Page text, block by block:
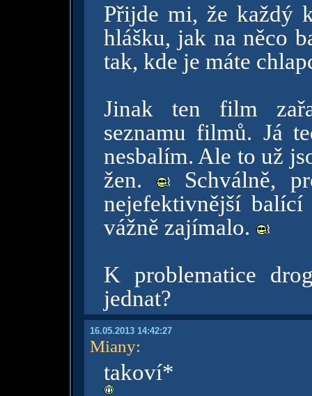
Přijde mi, že každý
hlášku, jak na něco
tak, kde je máte
Jinak ten film
seznamu filmů. Já
nesbalím. Ale to už
žen.
Schválně,
nejefektivnější
vážně zajímalo.
K problematice
jednat?
16.05.2013 14:42:27
Miany:
takoví*